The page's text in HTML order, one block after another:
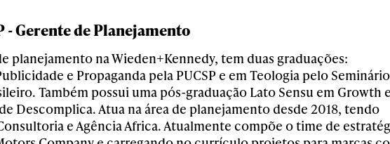
- Gerente de Planejamento
planejamento na Wieden+Kennedy, tem duas graduações:
e Propaganda pela PUCSP e em Teologia pelo Seminário
Também possui uma pós-graduação Lato Sensu em Growth e
Descomplica. Atua na área de planejamento desde 2018, tendo
e Agência Africa. Atualmente compõe o time de